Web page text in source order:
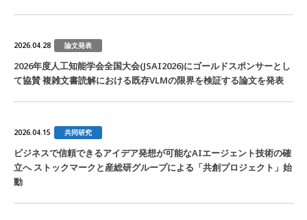
2026.04.28 論文発表
2026年度人工知能学会全国大会(JSAI2026)にゴールドスポンサーとし
て協賛 複雑文書読解における既存VLMの限界を検証する論文を発表
2026.04.15 共同研究
ビジネスで信頼できるアイデア発想が可能なAIエージェント技術の確
立へ ストックマークと産総研グループによる「共創プロジェクト」始
動